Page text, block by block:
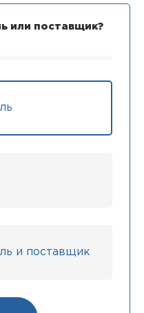
или поставщик?
и поставщик